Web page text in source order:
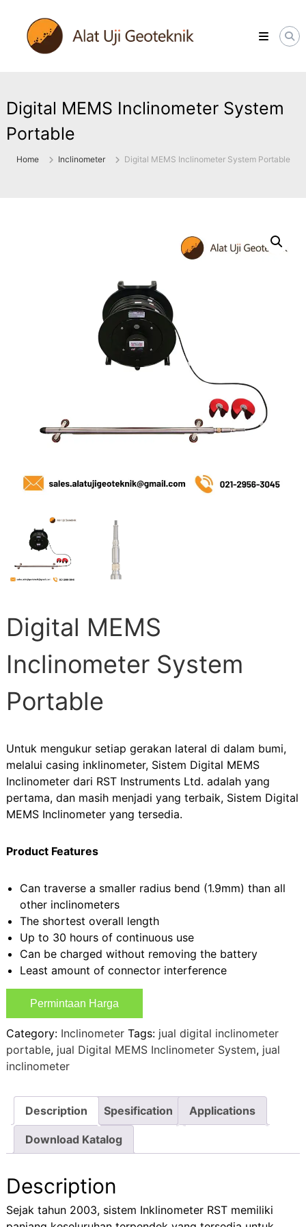
content
ALATUJIGEOTEKNIK.COM
DISTRIBUTOR
INSTRUMENT
Digital MEMS Inclinometer System
Portable
Home Inclinometer Digital MEMS Inclinometer System Portable
Digital MEMS
Inclinometer System
Portable
Untuk mengukur setiap gerakan lateral di dalam bumi,
melalui casing inklinometer, Sistem Digital MEMS
Inclinometer dari RST Instruments Ltd. adalah yang
pertama, dan masih menjadi yang terbaik, Sistem Digital
MEMS Inclinometer yang tersedia.
Product Features
Can traverse a smaller radius bend (1.9mm) than all
other inclinometers
The shortest overall length
Up to 30 hours of continuous use
Can be charged without removing the battery
Least amount of connector interference
Permintaan Harga
Category: Inclinometer Tags: jual digital inclinometer
portable, jual Digital MEMS Inclinometer System, jual
inclinometer
Description Spesification Applications
Download Katalog
Description
Sejak tahun 2003, sistem Inklinometer RST memiliki